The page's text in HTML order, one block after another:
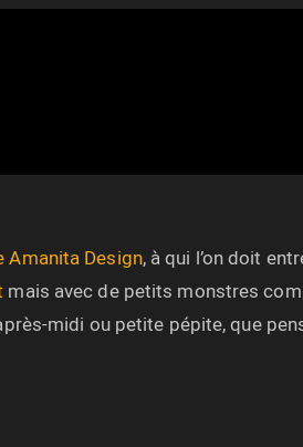
Amanita Design, à qui l’on doit
mais avec de petits monstres
midi ou petite pépite, que